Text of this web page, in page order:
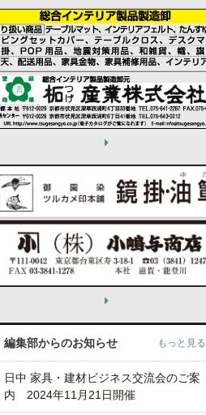
編集部からのお知らせ もっと見る
日中 家具・建材ビジネス交流会のご案
内 2024年11月21日開催